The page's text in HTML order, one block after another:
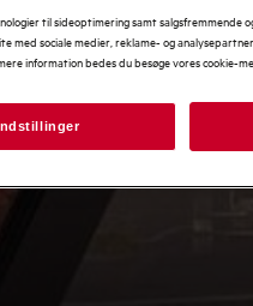
til sideoptimering samt salgsfremmende
med sociale medier, reklame- og
information bedes du besøge vores cookie-